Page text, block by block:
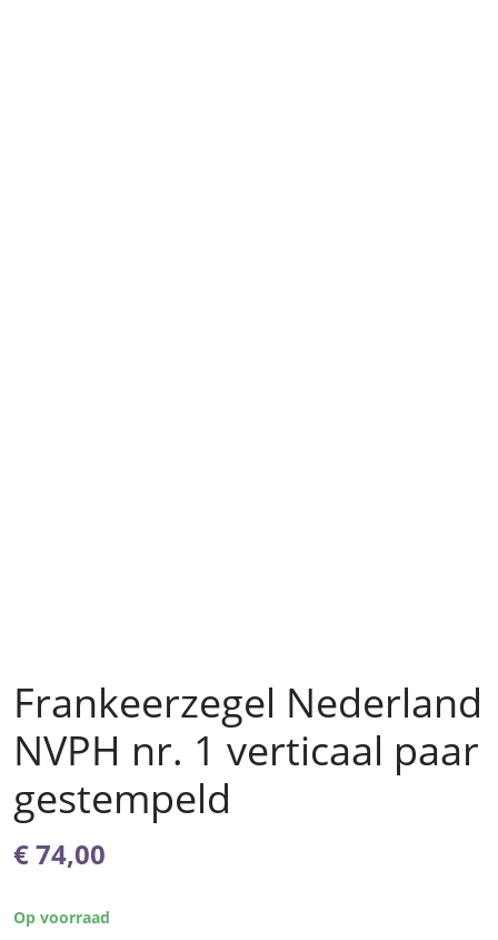
Frankeerzegel Nederland
NVPH nr. 1 verticaal paar
gestempeld
€74,00
Op voorraad